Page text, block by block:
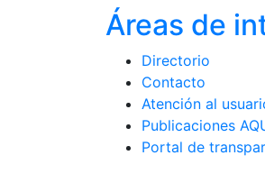
Áreas de
Directorio
Contacto
Atención al
Publicaciones
Portal de